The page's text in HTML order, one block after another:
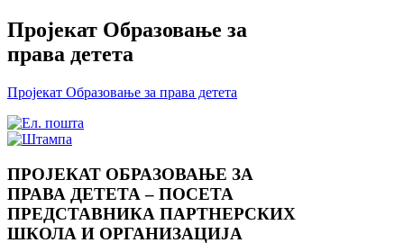
Пројекат Образовање за
права детета
Пројекат Образовање за права детета
ПРОЈЕКАТ ОБРАЗОВАЊЕ ЗА
ПРАВА ДЕТЕТА – ПОСЕТА
ПРЕДСТАВНИКА ПАРТНЕРСКИХ
ШКОЛА И ОРГАНИЗАЦИЈА